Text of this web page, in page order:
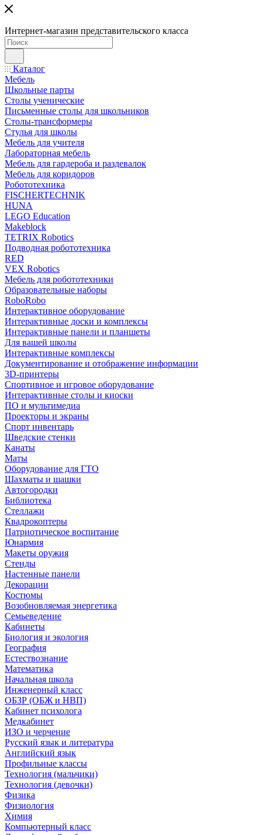
Интернет-магазин представительского класса
Каталог
Мебель
Школьные парты
Столы ученические
Письменные столы для школьников
Столы-трансформеры
Стулья для школы
Мебель для учителя
Лабораторная мебель
Мебель для гардероба и раздевалок
Мебель для коридоров
Робототехника
FISCHERTECHNIK
HUNA
LEGO Education
Makeblock
TETRIX Robotics
Подводная робототехника
RED
VEX Robotics
Мебель для робототехники
Образовательные наборы
RoboRobo
Интерактивное оборудование
Интерактивные доски и комплексы
Интерактивные панели и планшеты
Для вашей школы
Интерактивные комплексы
Документирование и отображение информации
3D-принтеры
Спортивное и игровое оборудование
Интерактивные столы и киоски
ПО и мультимедиа
Проекторы и экраны
Спорт инвентарь
Шведские стенки
Канаты
Маты
Оборудование для ГТО
Шахматы и шашки
Автогородки
Библиотека
Стеллажи
Квадрокоптеры
Патриотическое воспитание
Юнармия
Макеты оружия
Стенды
Настенные панели
Декорации
Костюмы
Возобновляемая энергетика
Семьеведение
Кабинеты
Биология и экология
География
Естествознание
Математика
Начальная школа
Инженерный класс
ОБЗР (ОБЖ и НВП)
Кабинет психолога
Медкабинет
ИЗО и черчение
Русский язык и литература
Английский язык
Профильные классы
Технология (мальчики)
Технология (девочки)
Физика
Физиология
Химия
Компьютерный класс